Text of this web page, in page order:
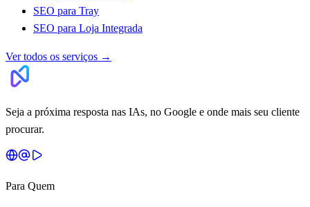
SEO para Tray
SEO para Loja Integrada
Ver todos os serviços →
Seja a próxima resposta nas IAs, no Google e onde mais seu cliente
procurar.
Para Quem